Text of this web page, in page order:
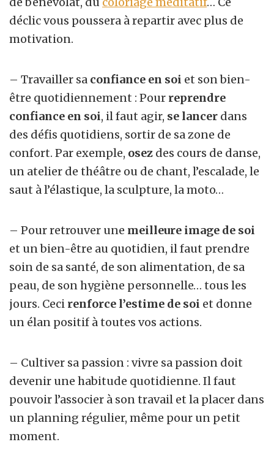
déclic vous poussera à repartir avec plus de
motivation.
– Travailler sa confiance en soi et son bien-
être quotidiennement : Pour reprendre
confiance en soi, il faut agir, se lancer dans
des défis quotidiens, sortir de sa zone de
confort. Par exemple, osez des cours de danse,
un atelier de théâtre ou de chant, l’escalade, le
saut à l’élastique, la sculpture, la moto…
– Pour retrouver une meilleure image de soi
et un bien-être au quotidien, il faut prendre
soin de sa santé, de son alimentation, de sa
peau, de son hygiène personnelle… tous les
jours. Ceci renforce l’estime de soi et donne
un élan positif à toutes vos actions.
– Cultiver sa passion : vivre sa passion doit
devenir une habitude quotidienne. Il faut
pouvoir l’associer à son travail et la placer dans
un planning régulier, même pour un petit
moment.